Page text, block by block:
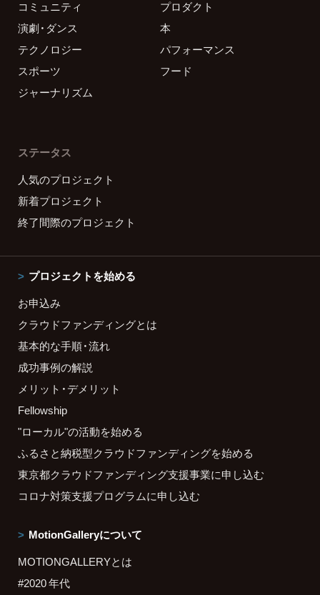
コミュニティ
プロダクト
演劇・ダンス
本
テクノロジー
パフォーマンス
スポーツ
フード
ジャーナリズム
ステータス
人気のプロジェクト
新着プロジェクト
終了間際のプロジェクト
プロジェクトを始める
お申込み
クラウドファンディングとは
基本的な手順・流れ
成功事例の解説
メリット・デメリット
Fellowship
"ローカル"の活動を始める
ふるさと納税型クラウドファンディングを始める
東京都クラウドファンディング支援事業に申し込む
コロナ対策支援プログラムに申し込む
MotionGalleryについて
MOTIONGALLERYとは
#2020 年代